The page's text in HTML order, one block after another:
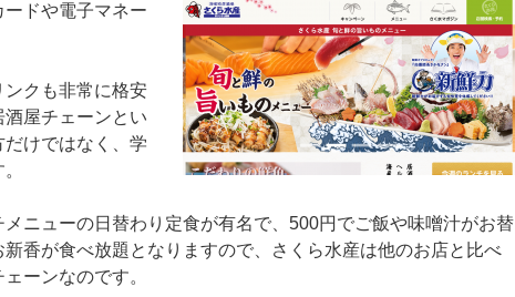
ドや電子マネー
ンクも非常に格安
屋チェーンとい
だけではなく、学
メニューの日替わり定食が有名で、500円でご飯や味噌汁がお替
香が食べ放題となりますので、さくら水産は他のお店と比べ
ーンなのです。